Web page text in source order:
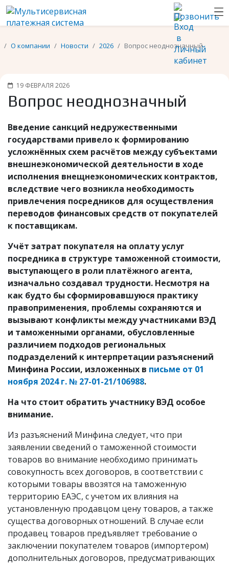
О компании Новости 2026 Вопрос неоднозначный
19 ФЕВРАЛЯ 2026
Вопрос неоднозначный
Введение санкций недружественными
государствами привело к формированию
усложнённых схем расчётов между субъектами
внешнеэкономической деятельности в ходе
исполнения внещнеэкономических контрактов,
вследствие чего возникла необходимость
привлечения посредников для осуществления
переводов финансовых средств от покупателей
к поставщикам.
Учёт затрат покупателя на оплату услуг
посредника в структуре таможенной стоимости,
выступающего в роли платёжного агента,
изначально создавал трудности. Несмотря на
как будто бы сформировавшуюся практику
правоприменения, проблемы сохраняются и
вызывают конфликты между участниками ВЭД
и таможенными органами, обусловленные
различием подходов региональных
подразделений к интерпретации разъяснений
Минфина России, изложенных в письме от 01
ноября 2024 г. № 27-01-21/106988.
На что стоит обратить участнику ВЭД особое
внимание.
Из разъяснений Минфина следует, что при
заявлении сведений о таможенной стоимости
товаров во внимание необходимо принимать
совокупность всех договоров, в соответствии с
которыми товары ввозятся на таможенную
территорию ЕАЭС, с учетом их влияния на
установленную продавцом цену товаров, а также
существа договорных отношений. В случае если
продавец товаров предъявляет требование о
заключении покупателем товаров (импортером)
дополнительных договоров, предусматривающих